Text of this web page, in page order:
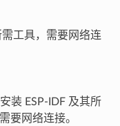
工具，需要网络连
装 ESP-IDF 及其所
要网络连接。